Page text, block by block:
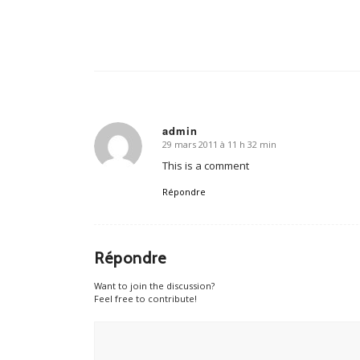
admin
says:
29 mars 2011 à 11 h 32 min
This is a comment
Répondre
Répondre
Want to join the discussion?
Feel free to contribute!